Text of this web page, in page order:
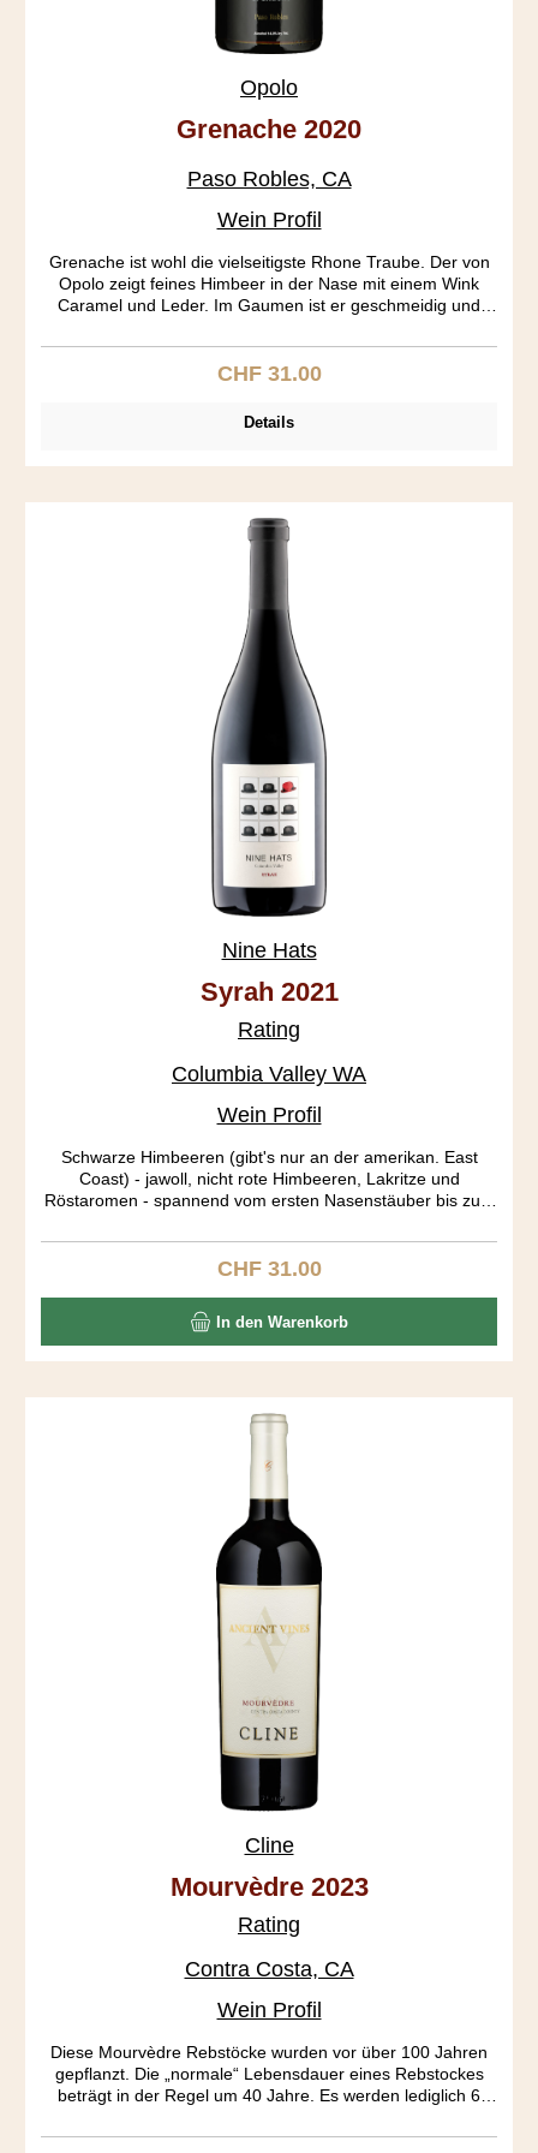
Opolo
Grenache 2020
Paso Robles, CA
Wein Profil
Grenache ist wohl die vielseitigste Rhone Traube. Der von
Opolo zeigt feines Himbeer in der Nase mit einem Wink
Caramel und Leder. Im Gaumen ist er geschmeidig und
Schuss Pfiffigkeit.
Regulärer Preis:
CHF 31.00
Details
Nine Hats
Syrah 2021
Rating
Columbia Valley WA
Wein Profil
Schwarze Himbeeren (gibt's nur an der amerikan. East
Coast) - jawoll, nicht rote Himbeeren, Lakritze und
Röstaromen - spannend vom ersten Nasenstäuber bis zum
stammen aus drei verschieden Rebbergen: Stone Tree and
Candy Mountain Vineyards aus der Red Mountain AVA
Yakima Valley die Frucht in diesen Ausnahme Blend.
Regulärer Preis:
CHF 31.00
In den Warenkorb
Cline
Mourvèdre 2023
Rating
Contra Costa, CA
Wein Profil
Diese Mourvèdre Rebstöcke wurden vor über 100 Jahren
gepflanzt. Die „normale“ Lebensdauer eines Rebstockes
beträgt in der Regel um 40 Jahre. Es werden lediglich 6
Ausnahmeweines ist die ausgeprägte Frucht und das tiefe